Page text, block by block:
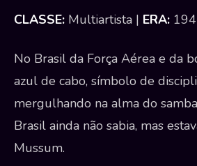
CLASSE: Multiartista | ERA:
No Brasil da Força Aérea e da
azul de cabo, símbolo de
mergulhando na alma do
Brasil ainda não sabia, mas
Mussum.